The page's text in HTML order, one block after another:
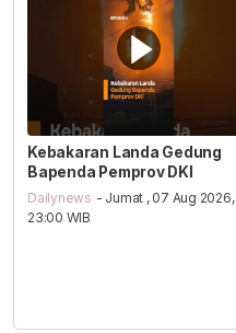
Kebakaran Landa Gedung
Bapenda Pemprov DKI
Dailynews - Jumat , 07 Aug 2026,
23:00 WIB